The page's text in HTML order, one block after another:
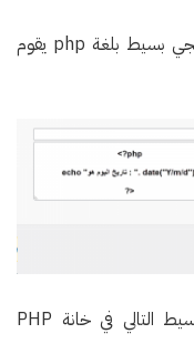
لنأخذ مثالًا عمليًّا الآن، سنستخدم كود برمجي بسيط بلغة php يقوم
كما تلاحظ قمنا بكتابة الكود البرمجي البسيط التالي في خانة PHP